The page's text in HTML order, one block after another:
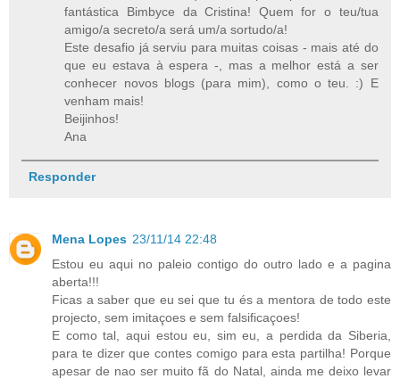
fantástica Bimbyce da Cristina! Quem for o teu/tua
amigo/a secreto/a será um/a sortudo/a!
Este desafio já serviu para muitas coisas - mais até do
que eu estava à espera -, mas a melhor está a ser
conhecer novos blogs (para mim), como o teu. :) E
venham mais!
Beijinhos!
Ana
Responder
Mena Lopes 23/11/14 22:48
Estou eu aqui no paleio contigo do outro lado e a pagina
aberta!!!
Ficas a saber que eu sei que tu és a mentora de todo este
projecto, sem imitaçoes e sem falsificaçoes!
E como tal, aqui estou eu, sim eu, a perdida da Siberia,
para te dizer que contes comigo para esta partilha! Porque
apesar de nao ser muito fã do Natal, ainda me deixo levar